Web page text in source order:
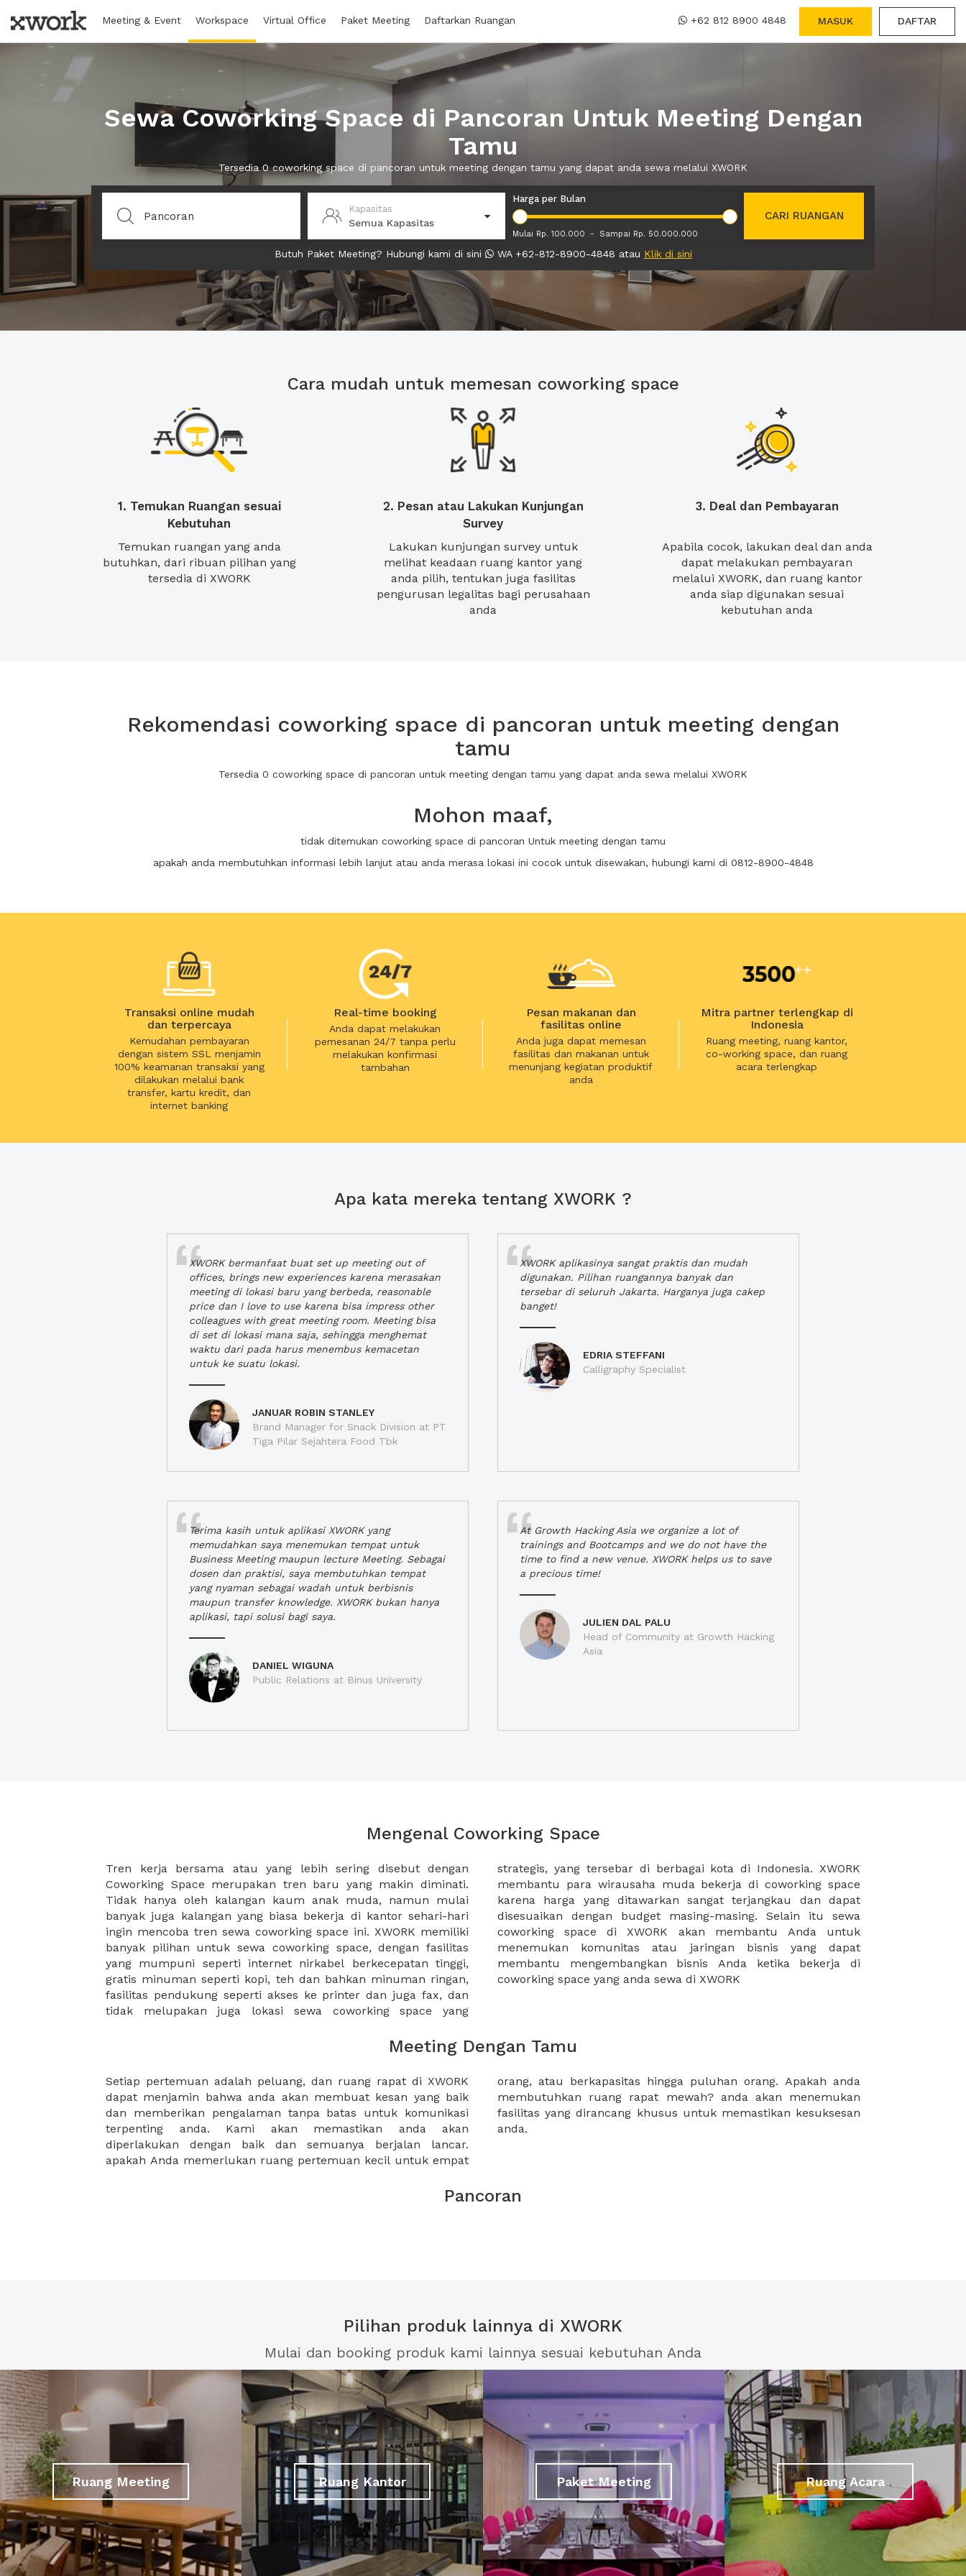
Meeting & Event Workspace Virtual Office Paket Meeting Daftarkan Ruangan +62 812 8900 4848 MASUK DAFTAR
Sewa Coworking Space di Pancoran Untuk Meeting Dengan
Tamu
Tersedia 0 coworking space di pancoran untuk meeting dengan tamu yang dapat anda sewa melalui XWORK
Kapasitas
Semua Kapasitas
Harga per Bulan
Mulai Rp. 100.000 - Sampai Rp. 50.000.000
CARI RUANGAN
Butuh Paket Meeting? Hubungi kami di sini WA +62-812-8900-4848 atau Klik di sini
Cara mudah untuk memesan coworking space
1. Temukan Ruangan sesuai
Kebutuhan
Temukan ruangan yang anda
butuhkan, dari ribuan pilihan yang
tersedia di XWORK
2. Pesan atau Lakukan Kunjungan
Survey
Lakukan kunjungan survey untuk
melihat keadaan ruang kantor yang
anda pilih, tentukan juga fasilitas
pengurusan legalitas bagi perusahaan
anda
3. Deal dan Pembayaran
Apabila cocok, lakukan deal dan anda
dapat melakukan pembayaran
melalui XWORK, dan ruang kantor
anda siap digunakan sesuai
kebutuhan anda
Rekomendasi coworking space di pancoran untuk meeting dengan
tamu
Tersedia 0 coworking space di pancoran untuk meeting dengan tamu yang dapat anda sewa melalui XWORK
Mohon maaf,
tidak ditemukan coworking space di pancoran Untuk meeting dengan tamu
apakah anda membutuhkan informasi lebih lanjut atau anda merasa lokasi ini cocok untuk disewakan, hubungi kami di 0812-8900-4848
Transaksi online mudah
dan terpercaya
Kemudahan pembayaran
dengan sistem SSL menjamin
100% keamanan transaksi yang
dilakukan melalui bank
transfer, kartu kredit, dan
internet banking
Real-time booking
Anda dapat melakukan
pemesanan 24/7 tanpa perlu
melakukan konfirmasi
tambahan
Pesan makanan dan
fasilitas online
Anda juga dapat memesan
fasilitas dan makanan untuk
menunjang kegiatan produktif
anda
Mitra partner terlengkap di
Indonesia
Ruang meeting, ruang kantor,
co-working space, dan ruang
acara terlengkap
Apa kata mereka tentang XWORK ?
XWORK bermanfaat buat set up meeting out of
offices, brings new experiences karena merasakan
meeting di lokasi baru yang berbeda, reasonable
price dan I love to use karena bisa impress other
colleagues with great meeting room. Meeting bisa
di set di lokasi mana saja, sehingga menghemat
waktu dari pada harus menembus kemacetan
untuk ke suatu lokasi.
JANUAR ROBIN STANLEY
Brand Manager for Snack Division at PT
Tiga Pilar Sejahtera Food Tbk
XWORK aplikasinya sangat praktis dan mudah
digunakan. Pilihan ruangannya banyak dan
tersebar di seluruh Jakarta. Harganya juga cakep
banget!
EDRIA STEFFANI
Calligraphy Specialist
Terima kasih untuk aplikasi XWORK yang
memudahkan saya menemukan tempat untuk
Business Meeting maupun lecture Meeting. Sebagai
dosen dan praktisi, saya membutuhkan tempat
yang nyaman sebagai wadah untuk berbisnis
maupun transfer knowledge. XWORK bukan hanya
aplikasi, tapi solusi bagi saya.
DANIEL WIGUNA
Public Relations at Binus University
At Growth Hacking Asia we organize a lot of
trainings and Bootcamps and we do not have the
time to find a new venue. XWORK helps us to save
a precious time!
JULIEN DAL PALU
Head of Community at Growth Hacking
Asia
Mengenal Coworking Space
Tren kerja bersama atau yang lebih sering disebut dengan
Coworking Space merupakan tren baru yang makin diminati.
Tidak hanya oleh kalangan kaum anak muda, namun mulai
banyak juga kalangan yang biasa bekerja di kantor sehari-hari
ingin mencoba tren sewa coworking space ini. XWORK memiliki
banyak pilihan untuk sewa coworking space, dengan fasilitas
yang mumpuni seperti internet nirkabel berkecepatan tinggi,
gratis minuman seperti kopi, teh dan bahkan minuman ringan,
fasilitas pendukung seperti akses ke printer dan juga fax, dan
tidak melupakan juga lokasi sewa coworking space yang
strategis, yang tersebar di berbagai kota di Indonesia. XWORK
membantu para wirausaha muda bekerja di coworking space
karena harga yang ditawarkan sangat terjangkau dan dapat
disesuaikan dengan budget masing-masing. Selain itu sewa
coworking space di XWORK akan membantu Anda untuk
menemukan komunitas atau jaringan bisnis yang dapat
membantu mengembangkan bisnis Anda ketika bekerja di
coworking space yang anda sewa di XWORK
Meeting Dengan Tamu
Setiap pertemuan adalah peluang, dan ruang rapat di XWORK
dapat menjamin bahwa anda akan membuat kesan yang baik
dan memberikan pengalaman tanpa batas untuk komunikasi
terpenting anda. Kami akan memastikan anda akan
diperlakukan dengan baik dan semuanya berjalan lancar.
apakah Anda memerlukan ruang pertemuan kecil untuk empat
orang, atau berkapasitas hingga puluhan orang. Apakah anda
membutuhkan ruang rapat mewah? anda akan menemukan
fasilitas yang dirancang khusus untuk memastikan kesuksesan
anda.
Pancoran
Pilihan produk lainnya di XWORK
Mulai dan booking produk kami lainnya sesuai kebutuhan Anda
Ruang Meeting Ruang Kantor Paket Meeting Ruang Acara